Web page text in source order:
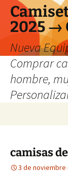
2025 →
Nueva
Comprar
hombre,
camisas
3 de noviembre